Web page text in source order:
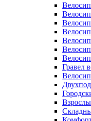
Гравел